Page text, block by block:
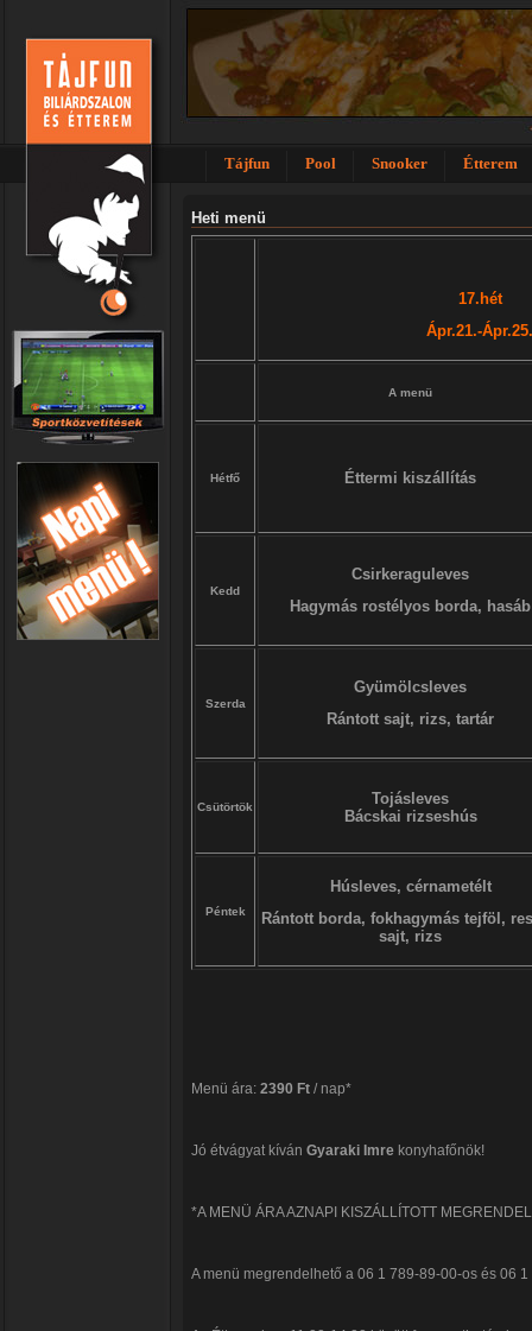
Tájfun Pool Snooker Étterem
Heti menü
17.hét
Ápr.21.-Ápr.25.
A menü
Hétfő Éttermi kiszállítás
Kedd
Csirkeraguleves
Hagymás rostélyos borda, hasáb
Szerda
Gyümölcsleves
Rántott sajt, rizs, tartár
Csütörtök
Tojásleves
Bácskai rizseshús
Péntek
Húsleves, cérnametélt
Rántott borda, fokhagymás tejföl,
sajt, rizs
Menü ára: 2390 Ft / nap*
Jó étvágyat kíván Gyaraki Imre konyhafőnök!
*A MENÜ ÁRA AZNAPI KISZÁLLÍTOTT
A menü megrendelhető a 06 1 789-89-00-os és 06